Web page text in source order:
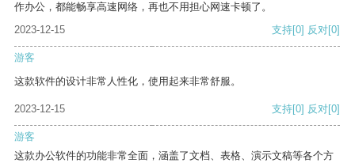
作办公，都能畅享高速网络，再也不用担心网速卡顿了。
2023-12-15
支持[0] 反对[0]
游客
这款软件的设计非常人性化，使用起来非常舒服。
2023-12-15 支持[0] 反对[0]
游客
这款办公软件的功能非常全面，涵盖了文档、表格、演示文稿等各个方